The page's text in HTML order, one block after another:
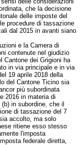
che la decisione
delle imposte del
procedure di tassazione
dal 2015 in avanti siano
e la Camera di
contenute nel giudizio
Cantone dei Grigioni ha
in via principale e in via
19 aprile 2018 della
del Cantone Ticino sia
più subordinata
2016 in materia di
in subordine, che il
di tassazione del 7
accolto, ma solo
ritiene esso stesso
l'imposta
federale diretta,